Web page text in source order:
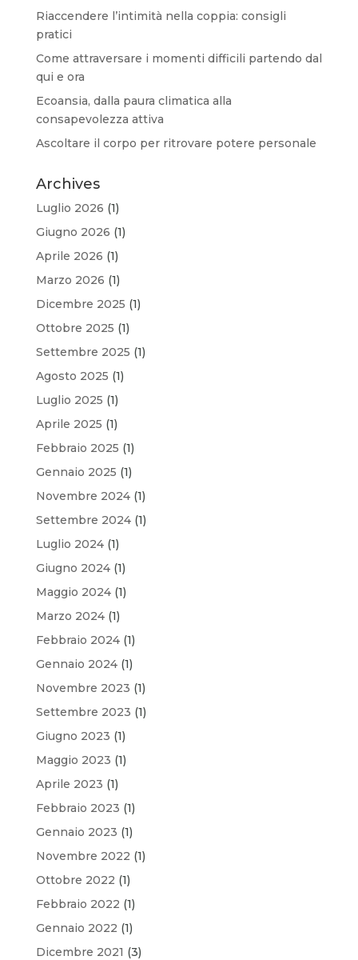
Riaccendere l’intimità nella coppia: consigli
pratici
Come attraversare i momenti difficili partendo dal
qui e ora
Ecoansia, dalla paura climatica alla
consapevolezza attiva
Ascoltare il corpo per ritrovare potere personale
Archives
Luglio 2026 (1)
Giugno 2026 (1)
Aprile 2026 (1)
Marzo 2026 (1)
Dicembre 2025 (1)
Ottobre 2025 (1)
Settembre 2025 (1)
Agosto 2025 (1)
Luglio 2025 (1)
Aprile 2025 (1)
Febbraio 2025 (1)
Gennaio 2025 (1)
Novembre 2024(1)
Settembre 2024(1)
Luglio 2024(1)
Giugno 2024(1)
Maggio 2024(1)
Marzo 2024(1)
Febbraio 2024(1)
Gennaio 2024(1)
Novembre 2023 (1)
Settembre 2023 (1)
Giugno 2023 (1)
Maggio 2023 (1)
Aprile 2023 (1)
Febbraio 2023 (1)
Gennaio 2023 (1)
Novembre 2022 (1)
Ottobre 2022 (1)
Febbraio 2022 (1)
Gennaio 2022 (1)
Dicembre 2021 (3)